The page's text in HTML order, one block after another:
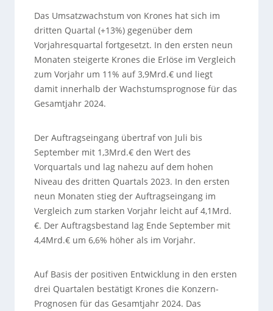
Das Umsatzwachstum von Krones hat sich im
dritten Quartal (+13%) gegenüber dem
Vorjahresquartal fortgesetzt. In den ersten neun
Monaten steigerte Krones die Erlöse im Vergleich
zum Vorjahr um 11% auf 3,9Mrd.€ und liegt
damit innerhalb der Wachstumsprognose für das
Gesamtjahr 2024.
Der Auftragseingang übertraf von Juli bis
September mit 1,3Mrd.€ den Wert des
Vorquartals und lag nahezu auf dem hohen
Niveau des dritten Quartals 2023. In den ersten
neun Monaten stieg der Auftragseingang im
Vergleich zum starken Vorjahr leicht auf 4,1Mrd.
€. Der Auftragsbestand lag Ende September mit
4,4Mrd.€ um 6,6% höher als im Vorjahr.
Auf Basis der positiven Entwicklung in den ersten
drei Quartalen bestätigt Krones die Konzern-
Prognosen für das Gesamtjahr 2024. Das